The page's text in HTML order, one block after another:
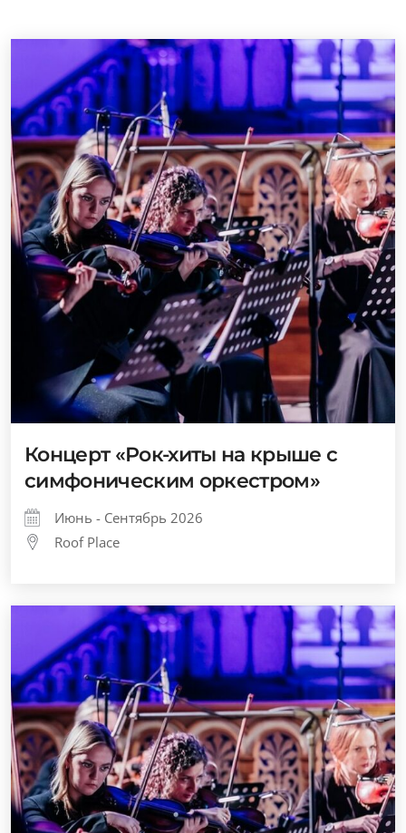
Концерт «Рок-хиты на крыше с
симфоническим оркестром»
Июнь - Сентябрь 2026
Roof Place